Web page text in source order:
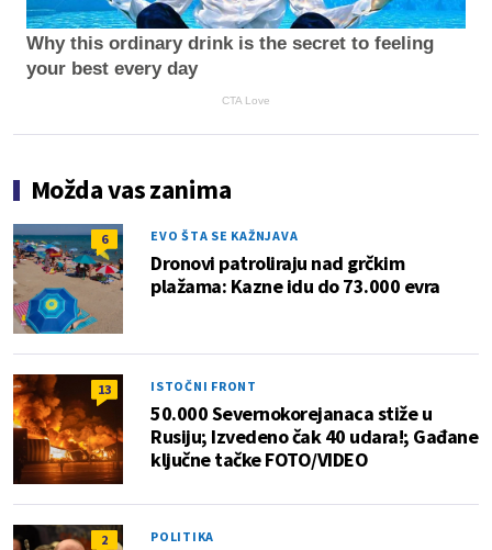
Why this ordinary drink is the secret to feeling
your best every day
CTA Love
Možda vas zanima
6 EVO ŠTA SE KAŽNJAVA
Dronovi patroliraju nad grčkim
plažama: Kazne idu do 73.000 evra
13 ISTOČNI FRONT
50.000 Severnokorejanaca stiže u
Rusiju; Izvedeno čak 40 udara!; Gađane
ključne tačke FOTO/VIDEO
2 POLITIKA